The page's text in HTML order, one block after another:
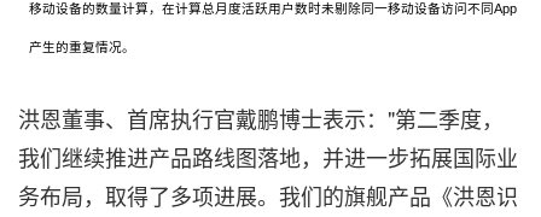
移动设备的数量计算，在计算总月度活跃用户数时未剔除同一移动设备访问不同App
产生的重复情况。
洪恩董事、首席执行官戴鹏博士表示："第二季度，
我们继续推进产品路线图落地，并进一步拓展国际业
务布局，取得了多项进展。我们的旗舰产品《洪恩识